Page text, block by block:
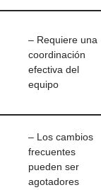
– Requiere una
coordinación
efectiva del
equipo
– Los cambios
frecuentes
pueden ser
agotadores